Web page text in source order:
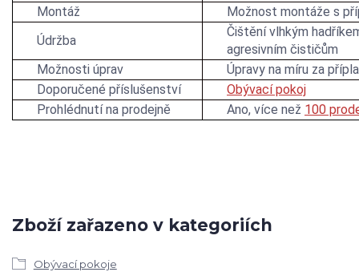
Montáž
Možnost montáže s
Údržba
Čištění vlhkým
agresivním čističům
Možnosti úprav
Úpravy na míru za
Doporučené příslušenství
Obývací pokoj
Prohlédnutí na prodejně
Ano, více než 100
Zboží zařazeno v kategoriích
Obývací pokoje